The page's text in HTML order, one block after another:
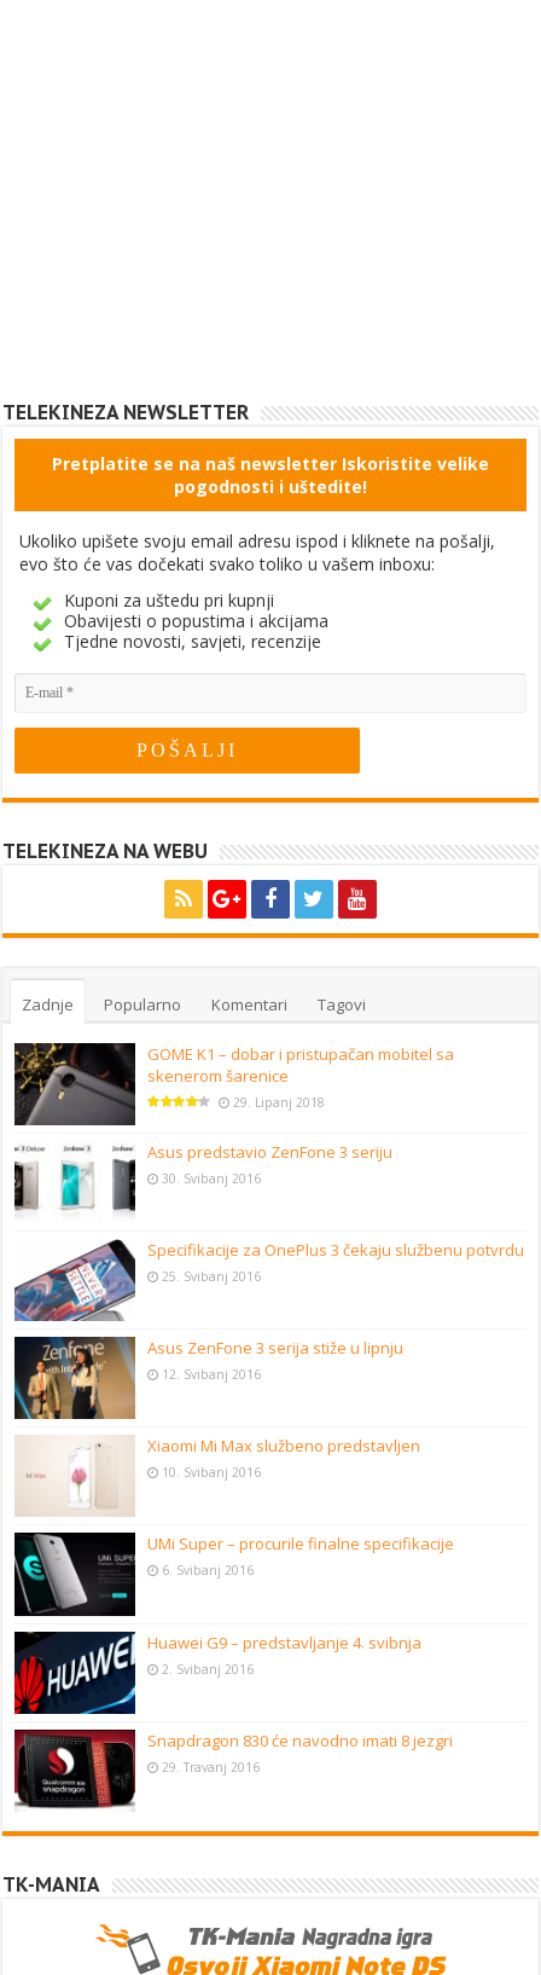
TELEKINEZA NEWSLETTER
Pretplatite se na naš newsletter Iskoristite velike
pogodnosti i uštedite!
Ukoliko upišete svoju email adresu ispod i kliknete na pošalji,
evo što će vas dočekati svako toliko u vašem inboxu:
Kuponi za uštedu pri kupnji
Obavijesti o popustima i akcijama
Tjedne novosti, savjeti, recenzije
TELEKINEZA NA WEBU
Zadnje Popularno Komentari Tagovi
GOME K1 – dobar i pristupačan mobitel sa
skenerom šarenice
29. Lipanj 2018
Asus predstavio ZenFone 3 seriju
30. Svibanj 2016
Specifikacije za OnePlus 3 čekaju službenu potvrdu
25. Svibanj 2016
Asus ZenFone 3 serija stiže u lipnju
12. Svibanj 2016
Xiaomi Mi Max službeno predstavljen
10. Svibanj 2016
UMi Super – procurile finalne specifikacije
6. Svibanj 2016
Huawei G9 – predstavljanje 4. svibnja
2. Svibanj 2016
Snapdragon 830 će navodno imati 8 jezgri
29. Travanj 2016
TK-MANIA